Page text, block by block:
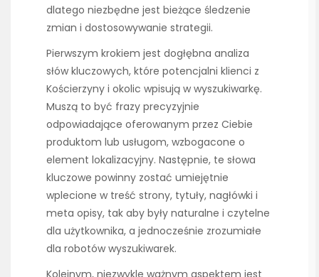
dlatego niezbędne jest bieżące śledzenie
zmian i dostosowywanie strategii.
Pierwszym krokiem jest dogłębna analiza
słów kluczowych, które potencjalni klienci z
Kościerzyny i okolic wpisują w wyszukiwarkę.
Muszą to być frazy precyzyjnie
odpowiadające oferowanym przez Ciebie
produktom lub usługom, wzbogacone o
element lokalizacyjny. Następnie, te słowa
kluczowe powinny zostać umiejętnie
wplecione w treść strony, tytuły, nagłówki i
meta opisy, tak aby były naturalne i czytelne
dla użytkownika, a jednocześnie zrozumiałe
dla robotów wyszukiwarek.